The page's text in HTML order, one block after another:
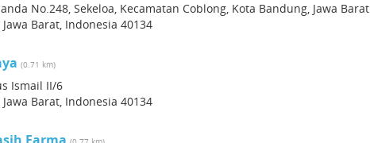
No.248, Sekeloa, Kecamatan Coblong, Kota Bandung, Jawa Barat
Barat, Indonesia 40134
(0.71 km)
Ismail II/6
Barat, Indonesia 40134